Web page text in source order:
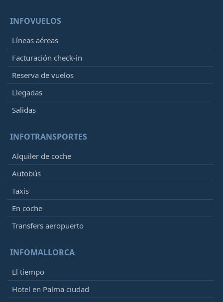
INFOVUELOS
Líneas aéreas
Facturación check-in
Reserva de vuelos
Llegadas
Salidas
INFOTRANSPORTES
Alquiler de coche
Autobús
Taxis
En coche
Transfers aeropuerto
INFOMALLORCA
El tiempo
Hotel en Palma ciudad